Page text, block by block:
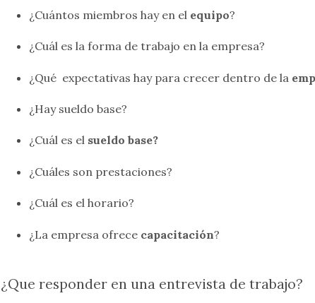
¿Cuántos miembros hay en el equipo?
¿Cuál es la forma de trabajo en la empresa?
¿Qué expectativas hay para crecer dentro de la
¿Hay sueldo base?
¿Cuál es elsueldo base?
¿Cuáles son prestaciones?
¿Cuál es el horario?
¿La empresa ofrece capacitación?
¿Que responder en una entrevista de trabajo?